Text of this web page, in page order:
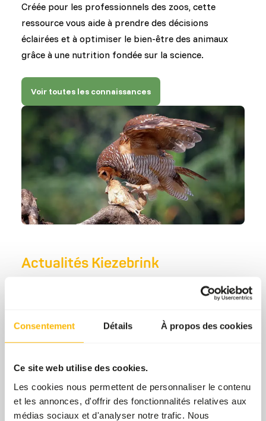
Consentement Détails À propos des cookies
Ce site web utilise des cookies.
Les cookies nous permettent de personnaliser le contenu
et les annonces, d'offrir des fonctionnalités relatives aux
médias sociaux et d'analyser notre trafic. Nous
Créée pour les professionnels des zoos, cette
ressource vous aide à prendre des décisions
éclairées et à optimiser le bien-être des animaux
grâce à une nutrition fondée sur la science.
Voir toutes les connaissances
Actualités Kiezebrink
des mises à jour quotidiennes aux histoires qui font
Aller aux actualités